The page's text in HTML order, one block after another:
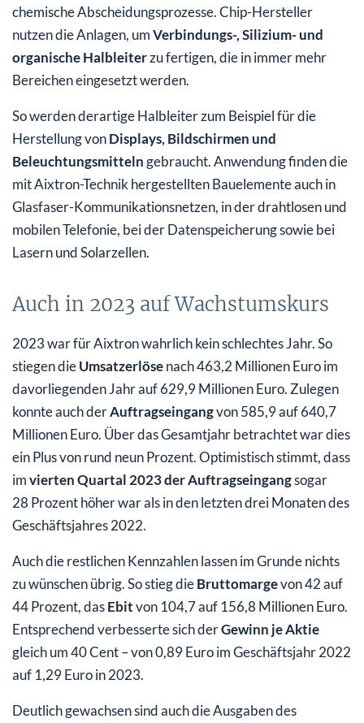
chemische Abscheidungsprozesse. Chip-Hersteller
nutzen die Anlagen, umVerbindungs-, Silizium- und
organische Halbleiterzu fertigen, die in immer mehr
Bereichen eingesetzt werden.
So werden derartige Halbleiter zum Beispiel für die
Herstellung vonDisplays, Bildschirmen und
Beleuchtungsmitteln gebraucht. Anwendung finden die
mit Aixtron-Technik hergestellten Bauelemente auch in
Glasfaser-Kommunikationsnetzen, in der drahtlosen und
mobilen Telefonie, bei der Datenspeicherung sowie bei
Lasern und Solarzellen.
Auch in 2023 auf Wachstumskurs
2023 war für Aixtron wahrlich kein schlechtes Jahr. So
stiegen dieUmsatzerlösenach 463,2 Millionen Euro im
davorliegenden Jahr auf 629,9 Millionen Euro. Zulegen
konnte auch derAuftragseingangvon 585,9 auf 640,7
Millionen Euro. Über das Gesamtjahr betrachtet war dies
ein Plus von rund neun Prozent. Optimistisch stimmt, dass
imvierten Quartal 2023 der Auftragseingangsogar
28 Prozent höher war als in den letzten drei Monaten des
Geschäftsjahres 2022.
Auch die restlichen Kennzahlen lassen im Grunde nichts
zu wünschen übrig. So stieg dieBruttomargevon 42 auf
44 Prozent, dasEbitvon 104,7 auf 156,8 Millionen Euro.
Entsprechend verbesserte sich derGewinn je Aktie
gleich um 40 Cent – von 0,89 Euro im Geschäftsjahr 2022
auf 1,29 Euro in 2023.
Deutlich gewachsen sind auch die Ausgaben des